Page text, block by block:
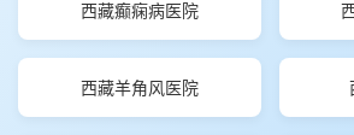
西藏癫痫病医院
西藏羊角风医院